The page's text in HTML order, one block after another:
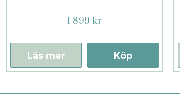
1 899 kr
Köp
Läs mer